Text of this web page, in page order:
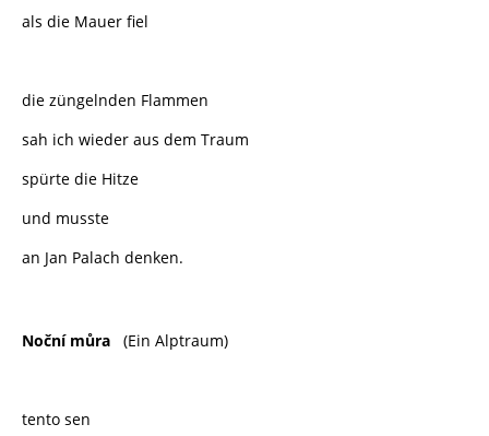
als die Mauer fiel
die züngelnden Flammen
sah ich wieder aus dem Traum
spürte die Hitze
und musste
an Jan Palach denken.
Noční můra (Ein Alptraum)
tento sen